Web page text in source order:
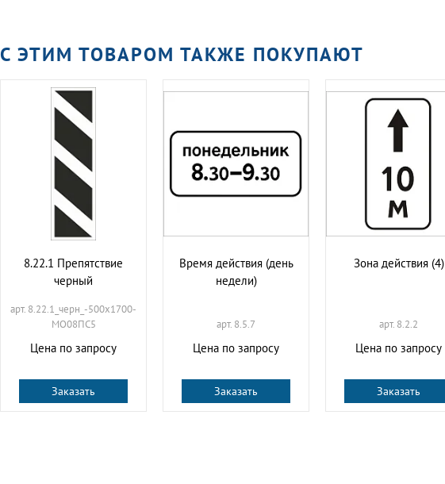
С ЭТИМ ТОВАРОМ ТАКЖЕ ПОКУПАЮТ
8.22.1 Препятствие
черный
арт. 8.22.1_черн_-500х1700-
МО08ПС5
Цена по запросу
Заказать
Время действия (день
недели)
арт. 8.5.7
Цена по запросу
Заказать
Зона действия (4)
арт. 8.2.2
Цена по запросу
Заказать